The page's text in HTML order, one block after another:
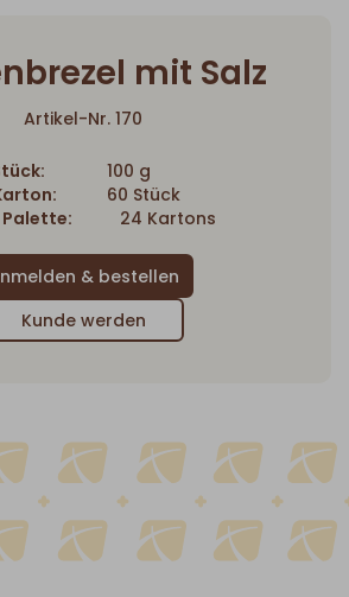
mit Salz
Artikel-Nr. 170
100 g
60 Stück
24 Kartons
Kunde werden